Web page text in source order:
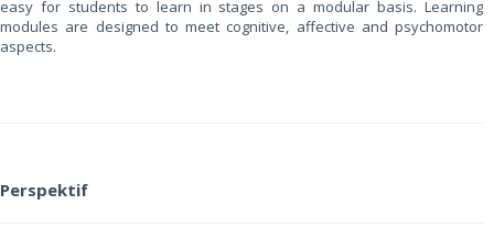
easy for students to learn in stages on a modular basis. Learning
modules are designed to meet cognitive, affective and psychomotor
aspects.
Perspektif